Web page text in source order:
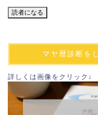
ル
レ
マヤ暦診断を
詳しくは画像をクリック↓